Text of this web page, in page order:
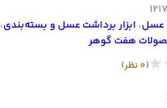
عسل، ابزار برداشت عسل و بسته‌بندی،
هفت گوهر
(0 نظر)